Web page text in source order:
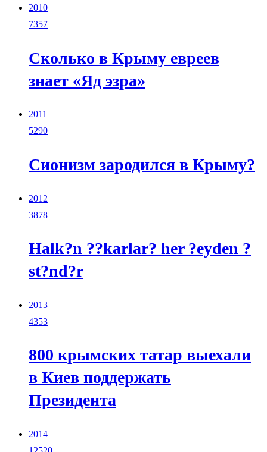
2010
7357
Сколько в Крыму евреев
знает «Яд эзра»
2011
5290
Сионизм зародился в Крыму?
2012
3878
Halk?n ??karlar? her ?eyden ?
st?nd?r
2013
4353
800 крымских татар выехали
в Киев поддержать
Президента
2014